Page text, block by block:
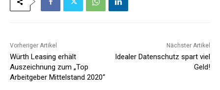
Vorheriger Artikel
Würth Leasing erhält
Auszeichnung zum „Top
Arbeitgeber Mittelstand 2020“
Nächster Artikel
Idealer Datenschutz spart viel
Geld!